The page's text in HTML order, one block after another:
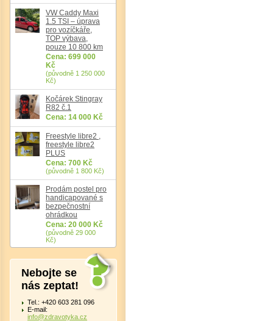
VW Caddy Maxi
1.5 TSI – úprava
pro vozíčkáře,
TOP výbava,
pouze 10 800 km
Cena: 699 000
Kč
(původně 1 250 000
Kč)
Kočárek Stingray
R82 č.1
Cena: 14 000 Kč
Freestyle libre2 ,
freestyle libre2
PLUS
Cena: 700 Kč
(původně 1 800 Kč)
Prodám postel pro
handicapované s
bezpečnostní
ohrádkou
Cena: 20 000 Kč
(původně 29 000
Kč)
Nebojte se
nás zeptat!
Tel.: +420 603 281 096
E-mail:
info@zdravotyka.cz